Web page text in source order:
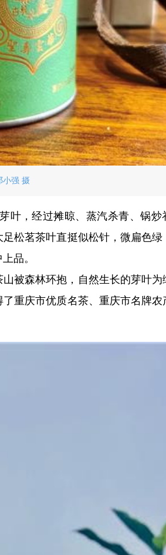
小强 摄
叶，经过摊晾、蒸汽杀青、锅炒
松茗茶叶直挺似松针，微扁色绿
品。
被森林环抱，自然生长的芽叶为
重庆市优质名茶、重庆市名牌农